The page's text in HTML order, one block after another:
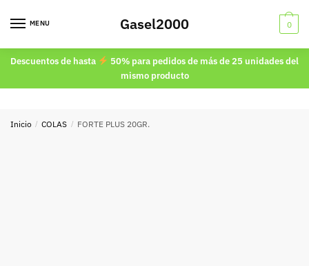
MENU Gasel2000 0
Descuentos de hasta
50% para pedidos de más de 25 unidades del
mismo producto
Inicio / COLAS / FORTE PLUS 20GR.